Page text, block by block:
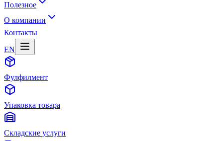
Полезное
О компании
Контакты
EN
Фулфилмент
Упаковка товара
Складские услуги